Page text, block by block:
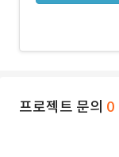
프로젝트 문의 0